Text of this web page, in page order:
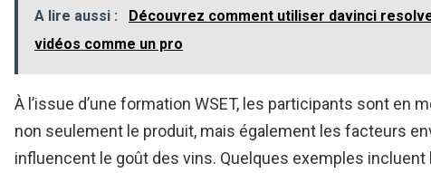
A lire aussi :
Découvrez comment utiliser davinci
vidéos comme un pro
À l’issue d’une formation WSET, les participants sont en
non seulement le produit, mais également les facteurs
influencent le goût des vins. Quelques exemples incluent